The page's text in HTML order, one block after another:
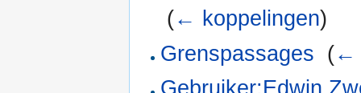
(← koppelingen)
Grenspassages (←